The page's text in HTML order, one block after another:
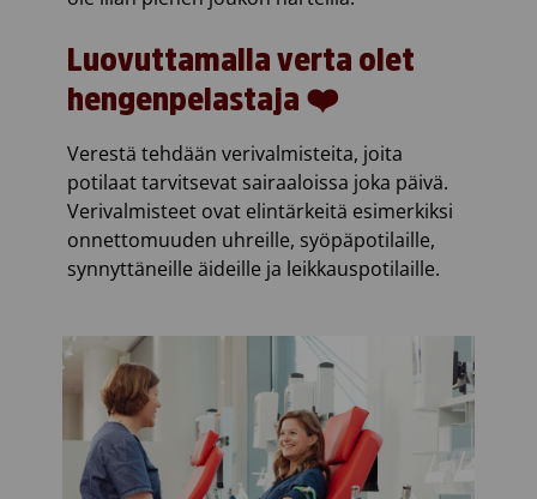
Luovuttamalla verta olet
hengenpelastaja ❤️
Verestä tehdään verivalmisteita, joita
potilaat tarvitsevat sairaaloissa joka päivä.
Verivalmisteet ovat elintärkeitä esimerkiksi
onnettomuuden uhreille, syöpäpotilaille,
synnyttäneille äideille ja leikkauspotilaille.